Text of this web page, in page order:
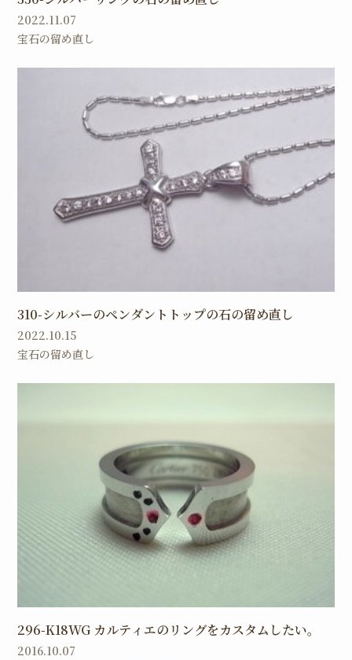
2022.11.07
宝石の留め直し
310-シルバーのペンダントトップの石の留め直し
2022.10.15
宝石の留め直し
296-K18WG カルティエのリングをカスタムしたい。
2016.10.07